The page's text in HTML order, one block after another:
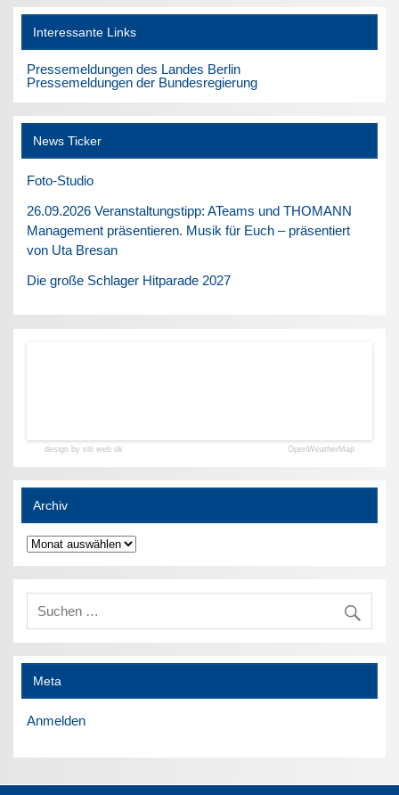
Interessante Links
Pressemeldungen des Landes Berlin
Pressemeldungen der Bundesregierung
News Ticker
Foto-Studio
26.09.2026 Veranstaltungstipp: ATeams und THOMANN
Management präsentieren. Musik für Euch – präsentiert
von Uta Bresan
Die große Schlager Hitparade 2027
design by siti web ok OpenWeatherMap
Archiv
Archiv
Meta
Anmelden